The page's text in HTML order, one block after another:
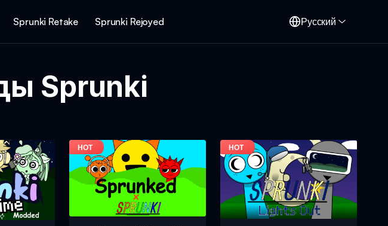
Sprunki Retake Sprunki Rejoyed Русский
Sprunki